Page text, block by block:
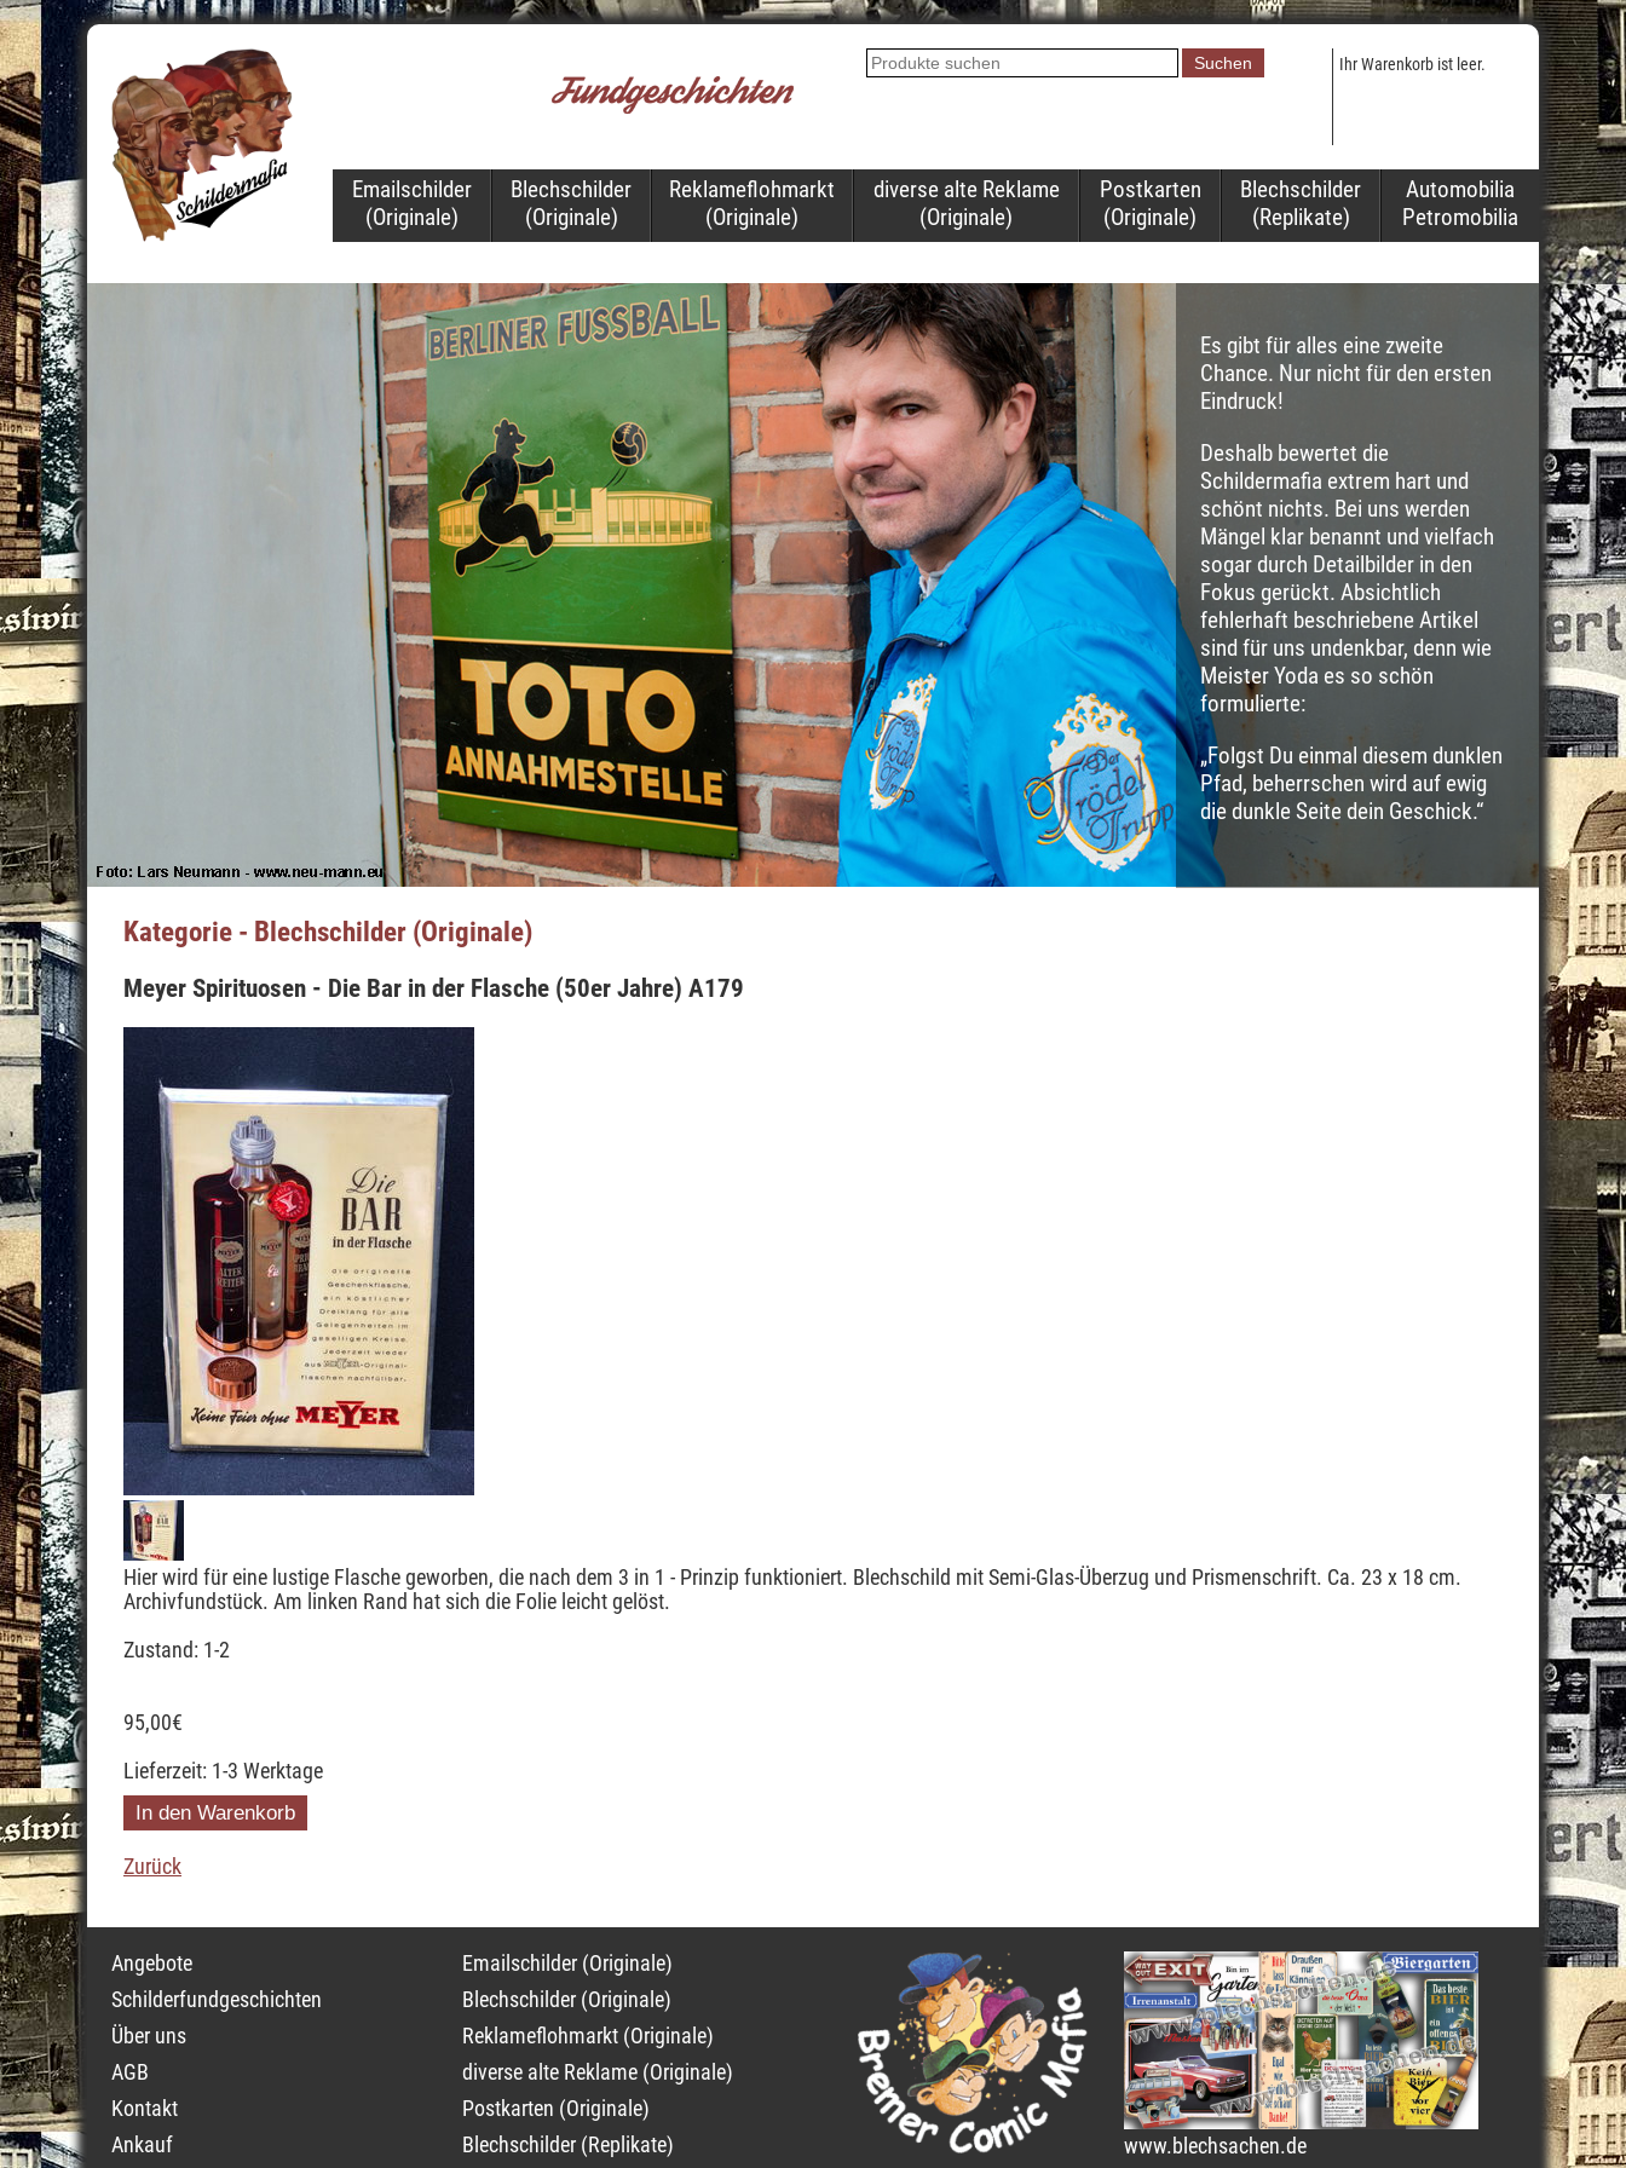
Ihr Warenkorb ist leer.
Navigation
überspringen
Emailschilder
(Originale)
Blechschilder
(Originale)
Reklameflohmarkt
(Originale)
diverse alte Reklame
(Originale)
Postkarten
(Originale)
Blechschilder
(Replikate)
Automobilia
Petromobilia
Es gibt für alles eine zweite
Chance. Nur nicht für den ersten
Eindruck!
Deshalb bewertet die
Schildermafia extrem hart und
schönt nichts. Bei uns werden
Mängel klar benannt und vielfach
sogar durch Detailbilder in den
Fokus gerückt. Absichtlich
fehlerhaft beschriebene Artikel
sind für uns undenkbar, denn wie
Meister Yoda es so schön
formulierte:
„Folgst Du einmal diesem dunklen
Pfad, beherrschen wird auf ewig
die dunkle Seite dein Geschick.“
Kategorie - Blechschilder (Originale)
Meyer Spirituosen - Die Bar in der Flasche (50er Jahre) A179
Hier wird für eine lustige Flasche geworben, die nach dem 3 in 1 - Prinzip funktioniert. Blechschild mit Semi-Glas-Überzug und Prismenschrift. Ca. 23 x 18 cm.
Archivfundstück. Am linken Rand hat sich die Folie leicht gelöst.
Zustand: 1-2
95,00€
Lieferzeit: 1-3 Werktage
Zurück
Navigation
überspringen
Angebote
Schilderfundgeschichten
Über uns
AGB
Kontakt
Ankauf
Navigation
überspringen
Emailschilder (Originale)
Blechschilder (Originale)
Reklameflohmarkt (Originale)
diverse alte Reklame (Originale)
Postkarten (Originale)
Blechschilder (Replikate)
www.blechsachen.de